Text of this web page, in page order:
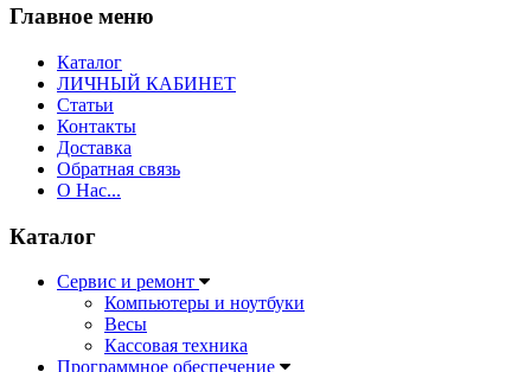
Главное меню
Каталог
ЛИЧНЫЙ КАБИНЕТ
Статьи
Контакты
Доставка
Обратная связь
О Нас...
Каталог
Сервис и ремонт
Компьютеры и ноутбуки
Весы
Кассовая техника
Программное обеспечение